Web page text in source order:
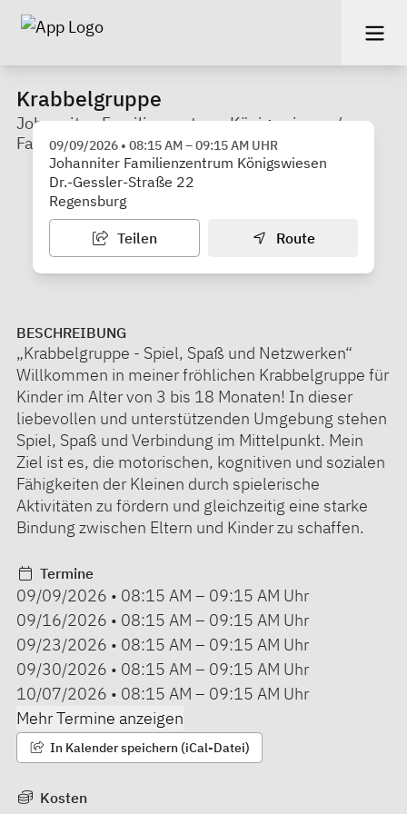
Krabbelgruppe
Johanniter-Familienzentrum Königswiesen /
Familienstützpunkt
09/09/2026 • 08:15 AM–09:15 AM UHR
Johanniter Familienzentrum Königswiesen
Dr.-Gessler-Straße 22
Regensburg
Teilen Route
BESCHREIBUNG
„Krabbelgruppe - Spiel, Spaß und Netzwerken“
Willkommen in meiner fröhlichen Krabbelgruppe für
Kinder im Alter von 3 bis 18 Monaten! In dieser
liebevollen und unterstützenden Umgebung stehen
Spiel, Spaß und Verbindung im Mittelpunkt. Mein
Ziel ist es, die motorischen, kognitiven und sozialen
Fähigkeiten der Kleinen durch spielerische
Aktivitäten zu fördern und gleichzeitig eine starke
Bindung zwischen Eltern und Kinder zu schaffen.
Termine
09/09/2026 • 08:15 AM – 09:15 AM Uhr
09/16/2026 • 08:15 AM – 09:15 AM Uhr
09/23/2026 • 08:15 AM – 09:15 AM Uhr
09/30/2026 • 08:15 AM – 09:15 AM Uhr
10/07/2026 • 08:15 AM – 09:15 AM Uhr
Mehr Termine anzeigen
In Kalender speichern (iCal-Datei)
Kosten